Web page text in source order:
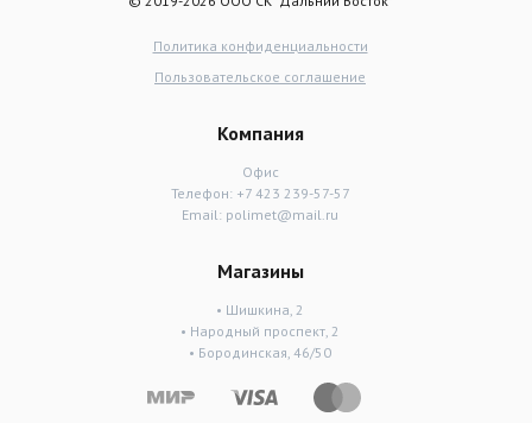
Политика конфиденциальности
Пользовательское соглашение
Компания
Офис
Телефон: +7 423 239-57-57
Email: polimet@mail.ru
Магазины
• Шишкина, 2
• Народный проспект, 2
• Бородинская, 46/50